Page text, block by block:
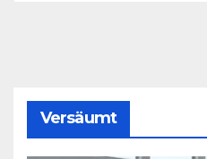
Versäumt